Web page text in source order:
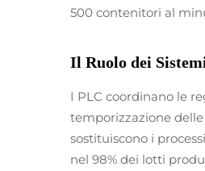
500 contenitori al
Il Ruolo dei
I PLC coordinano le
temporizzazione delle
sostituiscono i
nel 98% dei lotti